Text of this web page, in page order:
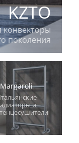
KZTO
поколения
Margaroli
и